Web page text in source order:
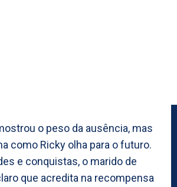
o peso da ausência, mas
como Ricky olha para o futuro.
e conquistas, o marido de
que acredita na recompensa